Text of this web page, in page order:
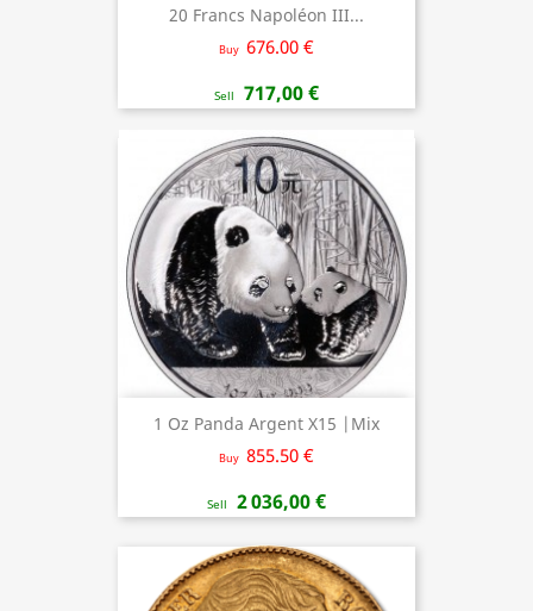
20 Francs Napoléon III...
Buy 676.00 €
Sell 717,00 €
1 Oz Panda Argent X15 |Mix
Buy 855.50 €
Sell 2 036,00 €